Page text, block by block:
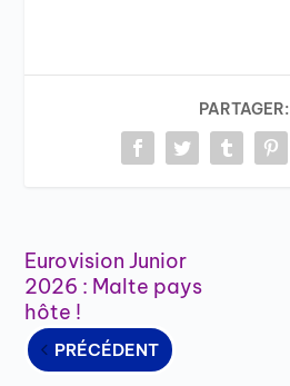
PARTAGER:
Eurovision Junior
2026 : Malte pays
hôte !
PRÉCÉDENT